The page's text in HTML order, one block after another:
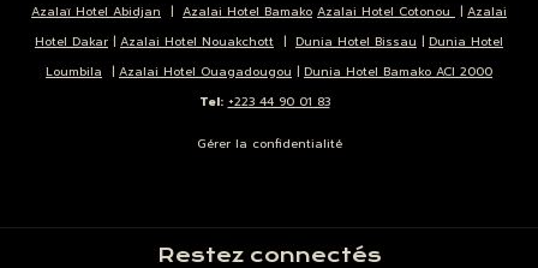
Azalaï Hotel Abidjan | Azalai Hotel Bamako Azalai Hotel Cotonou | Azalai
Hotel Dakar | Azalai Hotel Nouakchott | Dunia Hotel Bissau | Dunia Hotel
Loumbila | Azalai Hotel Ouagadougou | Dunia Hotel Bamako ACI 2000
Tel: +223 44 90 01 83
Gérer la confidentialité
Restez connectés